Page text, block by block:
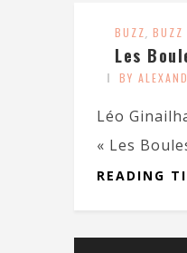
BUZZ, BUZZ
Les
BY
Léo
« Les
READING